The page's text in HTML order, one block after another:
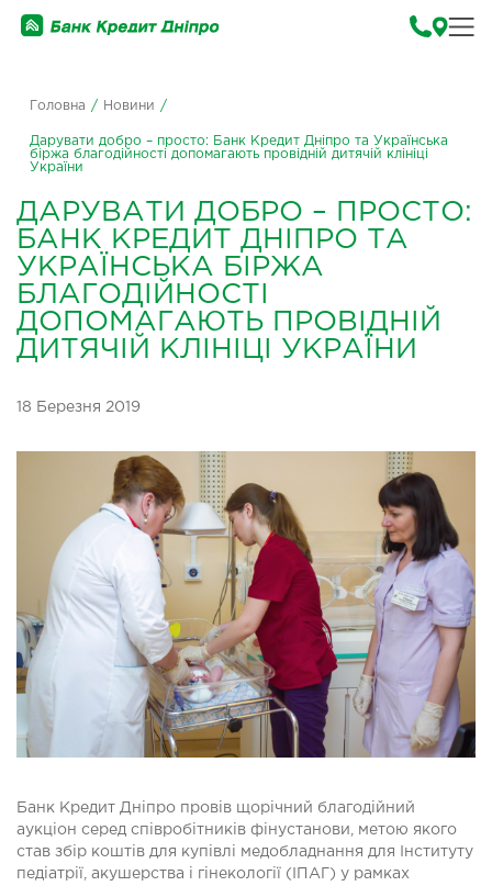
Головна / Новини /
Дарувати добро – просто: Банк Кредит Дніпро та Українська
біржа благодійності допомагають провідній дитячій клініці
України
ДАРУВАТИ ДОБРО – ПРОСТО:
БАНК КРЕДИТ ДНІПРО ТА
УКРАЇНСЬКА БІРЖА
БЛАГОДІЙНОСТІ
ДОПОМАГАЮТЬ ПРОВІДНІЙ
ДИТЯЧІЙ КЛІНІЦІ УКРАЇНИ
18 Березня 2019
Банк Кредит Дніпро провів щорічний благодійний
аукціон серед співробітників фінустанови, метою якого
став збір коштів для купівлі медобладнання для Інституту
педіатрії, акушерства і гінекології (ІПАГ) у рамках